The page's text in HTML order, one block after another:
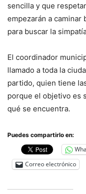
sencilla y que
empezarán a caminar
para buscar la
El coordinador
llamado a toda la
partido, quien tiene
porque el objetivo es
qué se encuentra.
Puedes compartirlo en:
Correo electrónico